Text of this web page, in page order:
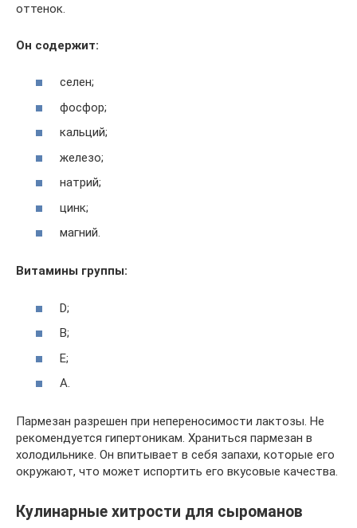
оттенок.
Он содержит:
селен;
фосфор;
кальций;
железо;
натрий;
цинк;
магний.
Витамины группы:
D;
B;
E;
A.
Пармезан разрешен при непереносимости лактозы. Не
рекомендуется гипертоникам. Храниться пармезан в
холодильнике. Он впитывает в себя запахи, которые его
окружают, что может испортить его вкусовые качества.
Кулинарные хитрости для сыроманов